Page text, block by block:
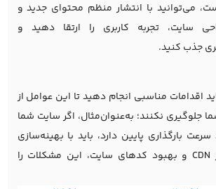
می‌توانید با انتشار منظم محتوای جدید و
سایت، تجربه کاربری را ارتقا دهید و
جذب کنید.
اقدامات مناسبی انجام دهید تا این عوامل از
جلوگیری نکنند؛ به‌عنوان‌مثال، اگر سایت شما
بارگذاری پایین دارد، باید با بهینه‌سازی
، استفاده از CDN و بهبود کدهای سایت، این مشکلات را